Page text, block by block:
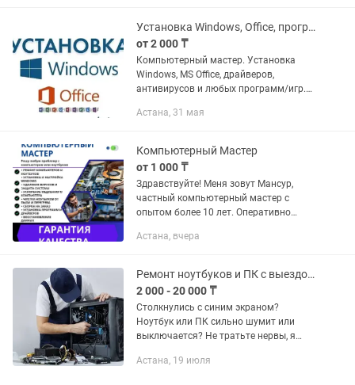
Установка Windows, Office, программ и драйверов. Выезд. Гарантия.
от 2 000 ₸
Компьютерный мастер. Установка
Windows, MS Office, драйверов,
антивирусов и любых программ/игр.
выезд или могу установить удаленно. •
Астана, 31 мая
Компьютерный Мастер
от 1 000 ₸
Здравствуйте! Меня зовут Мансур,
частный компьютерный мастер с
опытом более 10 лет. Оперативно
компьютером или ноутбуком у вас
настройкой...
Астана, вчера
Ремонт ноутбуков и ПК с выездом. Гарантия. Опытный мастер
2 000 - 20 000 ₸
Столкнулись с синим экраном?
Ноутбук или ПК сильно шумит или
выключается? Не тратьте нервы, я
Апгрейд (Вторая жизнь ноутбука или
Астана, 19 июля